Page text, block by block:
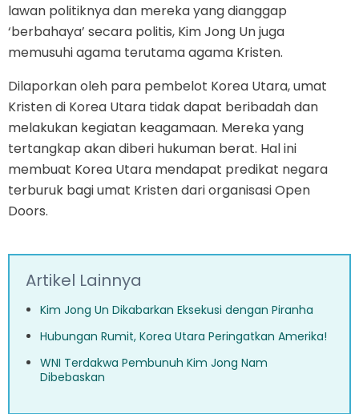
lawan politiknya dan mereka yang dianggap
‘berbahaya’ secara politis, Kim Jong Un juga
memusuhi agama terutama agama Kristen.
Dilaporkan oleh para pembelot Korea Utara, umat
Kristen di Korea Utara tidak dapat beribadah dan
melakukan kegiatan keagamaan. Mereka yang
tertangkap akan diberi hukuman berat. Hal ini
membuat Korea Utara mendapat predikat negara
terburuk bagi umat Kristen dari organisasi Open
Doors.
Artikel Lainnya
Kim Jong Un Dikabarkan Eksekusi dengan Piranha
Hubungan Rumit, Korea Utara Peringatkan Amerika!
WNI Terdakwa Pembunuh Kim Jong Nam
Dibebaskan